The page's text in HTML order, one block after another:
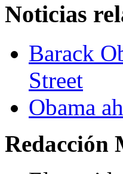
Noticias
Barack
Street
Obama
Redacción